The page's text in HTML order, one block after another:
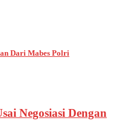
Dari Mabes Polri
Negosiasi Dengan